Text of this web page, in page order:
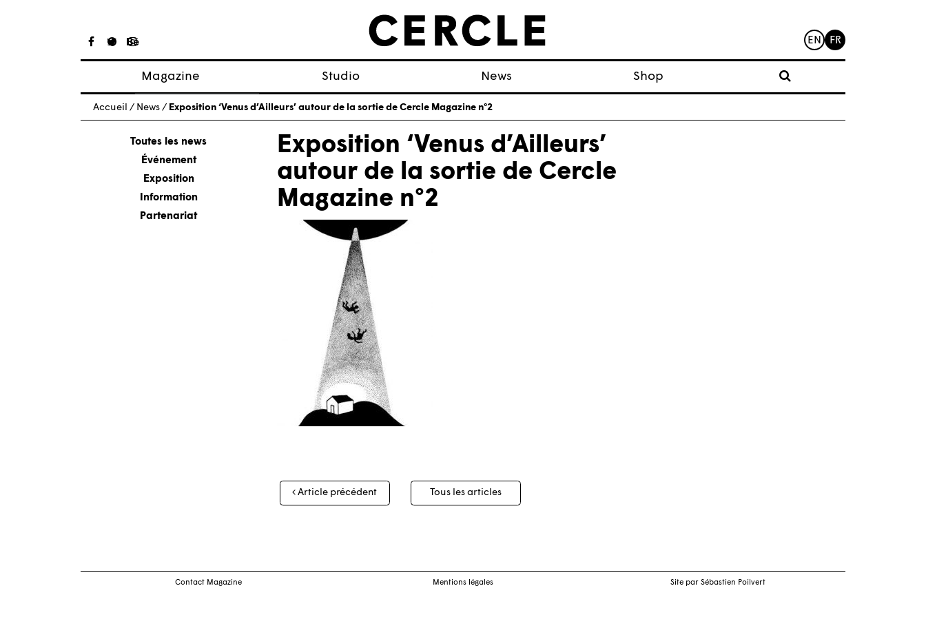
EN FR
Magazine
Articles
À propos
Numéros
Studio News Shop
Accueil / News / Exposition ‘Venus d’Ailleurs’ autour de la sortie de Cercle Magazine n°2
Toutes les news
Événement
Exposition
Information
Partenariat
Exposition ‘Venus d’Ailleurs’
autour de la sortie de Cercle
Magazine n°2
Navigation
des
Article précédent Tous les articles
Contact Magazine Mentions légales Site par Sébastien Poilvert